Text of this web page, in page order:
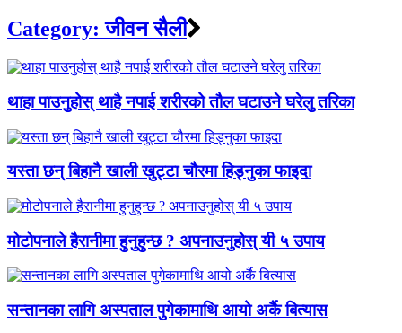
Category:जीवन सैली
थाहा पाउनुहोस् थाहै नपाई शरीरको तौल घटाउने घरेलु तरिका
यस्ता छन् बिहानै खाली खुट्टा चौरमा हिड्नुका फाइदा
मोटोपनाले हैरानीमा हुनुहुन्छ ? अपनाउनुहोस् यी ५ उपाय
सन्तानका लागि अस्पताल पुगेकामाथि आयो अर्कै बित्यास